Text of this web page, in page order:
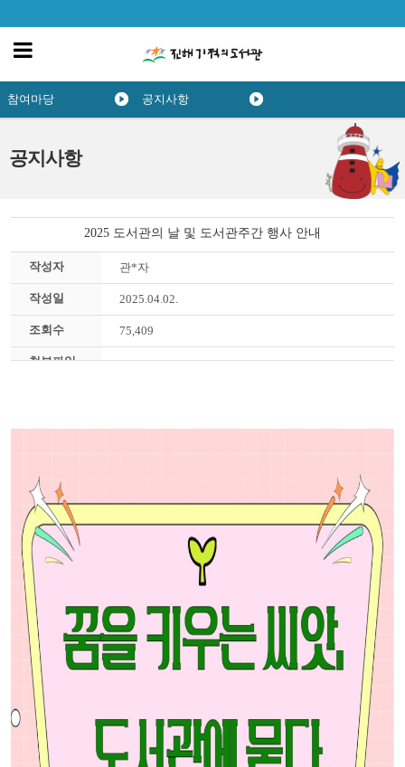
공지사항
참여마당 공지사항
2025 도서관의 날 및 도서관주간 행사 안내
작성자 관*자
작성일 2025.04.02.
조회수 75,409
첨부파일